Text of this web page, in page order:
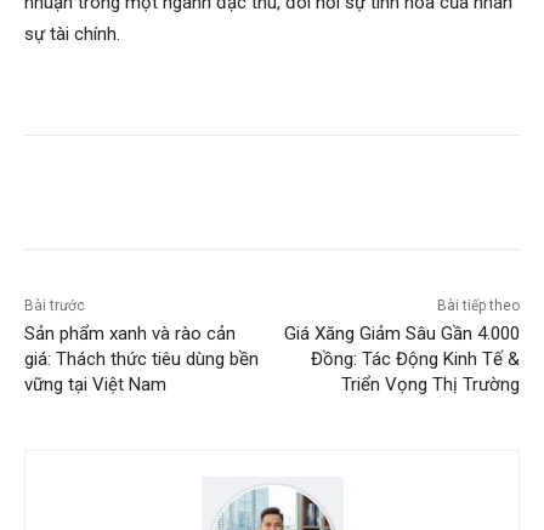
sự tài chính.
Bài trước
Sản phẩm xanh và rào cản
giá: Thách thức tiêu dùng bền
vững tại Việt Nam
Bài tiếp theo
Giá Xăng Giảm Sâu Gần 4.000
Đồng: Tác Động Kinh Tế &
Triển Vọng Thị Trường